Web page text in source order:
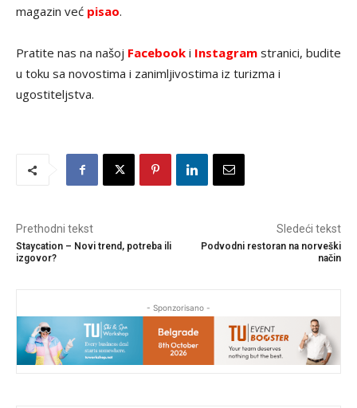
magazin već pisao.
Pratite nas na našoj Facebook i Instagram stranici, budite
u toku sa novostima i zanimljivostima iz turizma i
ugostiteljstva.
Prethodni tekst
Staycation – Novi trend, potreba ili
izgovor?
Sledeći tekst
Podvodni restoran na norveški
način
- Sponzorisano -